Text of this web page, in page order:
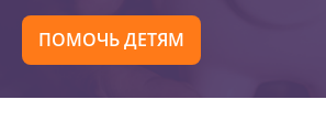
ПОМОЧЬ ДЕТЯМ